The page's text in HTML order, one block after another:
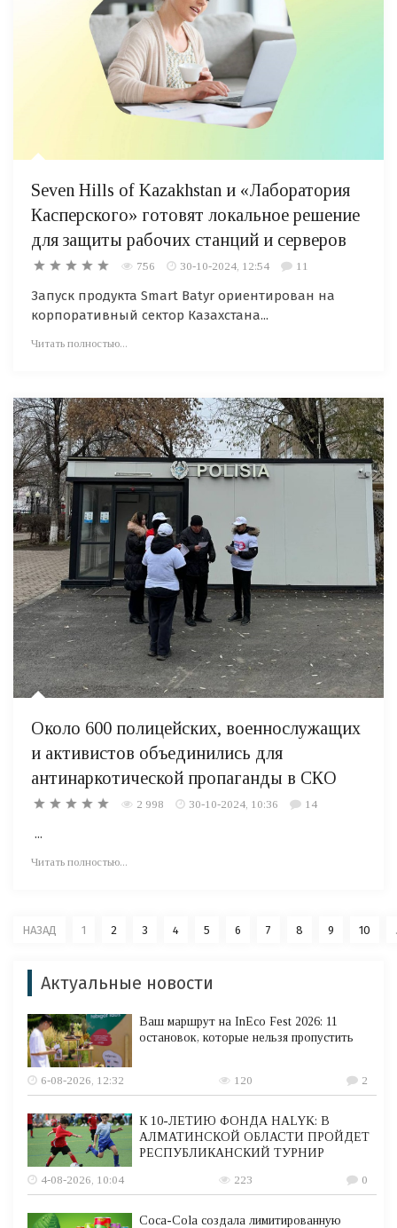
Seven Hills of Kazakhstan и «Лаборатория
Касперского» готовят локальное решение
для защиты рабочих станций и серверов
756 30-10-2024, 12:54 11
Запуск продукта Smart Batyr ориентирован на
корпоративный сектор Казахстана...
Читать полностью...
Около 600 полицейских, военнослужащих
и активистов объединились для
антинаркотической пропаганды в СКО
2 998 30-10-2024, 10:36 14
...
Читать полностью...
НАЗАД 1 2 3 4 5 6 7 8 9 10
Актуальные новости
Ваш маршрут на InEco Fest 2026: 11
остановок, которые нельзя пропустить
6-08-2026, 12:32 120 2
К 10-ЛЕТИЮ ФОНДА HALYK: В
АЛМАТИНСКОЙ ОБЛАСТИ ПРОЙДЕТ
РЕСПУБЛИКАНСКИЙ ТУРНИР
4-08-2026, 10:04
223 0
Coca-Cola создала лимитированную